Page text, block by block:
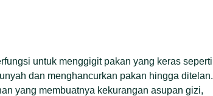
untuk menggigit pakan yang keras seperti
dan menghancurkan pakan hingga ditelan.
yang membuatnya kekurangan asupan gizi,